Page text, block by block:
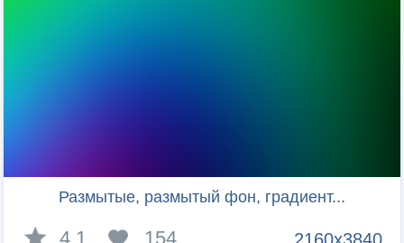
Размытые, размытый фон, градиент...
2160x3840
4.1 154